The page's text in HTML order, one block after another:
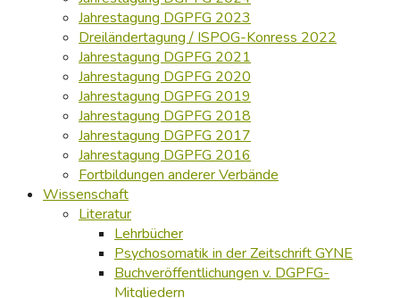
Jahrestagung DGPFG 2023
Dreiländertagung / ISPOG-Konress 2022
Jahrestagung DGPFG 2021
Jahrestagung DGPFG 2020
Jahrestagung DGPFG 2019
Jahrestagung DGPFG 2018
Jahrestagung DGPFG 2017
Jahrestagung DGPFG 2016
Fortbildungen anderer Verbände
Wissenschaft
Literatur
Lehrbücher
Psychosomatik in der Zeitschrift GYNE
Buchveröffentlichungen v. DGPFG-
Mitgliedern